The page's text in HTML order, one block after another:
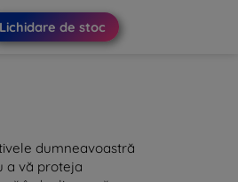
Lichidare de stoc
dumneavoastră
a vă proteja